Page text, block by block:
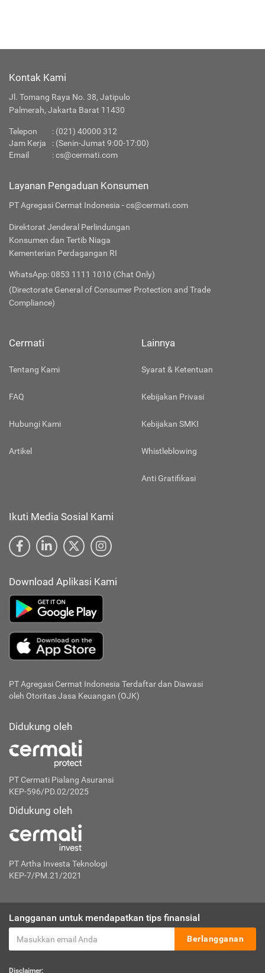
Kontak Kami
Jl. Tomang Raya No. 38, Jatipulo
Palmerah, Jakarta Barat 11430
Telepon
: (021) 40000 312
Jam Kerja
: (Senin-Jumat 9:00-17:00)
Email
:cs@cermati.com
Layanan Pengaduan Konsumen
PT Agregasi Cermat Indonesia - cs@cermati.com
Direktorat Jenderal Perlindungan
Konsumen dan Tertib Niaga
Kementerian Perdagangan RI
WhatsApp: 0853 1111 1010 (Chat Only)
(Directorate General of Consumer Protection and Trade
Compliance)
Cermati
Tentang Kami
FAQ
Hubungi Kami
Artikel
Lainnya
Syarat & Ketentuan
Kebijakan Privasi
Kebijakan SMKI
Whistleblowing
Anti Gratifikasi
Ikuti Media Sosial Kami
Download Aplikasi Kami
PT Agregasi Cermat Indonesia Terdaftar dan Diawasi
oleh Otoritas Jasa Keuangan (OJK)
Didukung oleh
PT Cermati Pialang Asuransi
KEP-596/PD.02/2025
Didukung oleh
PT Artha Investa Teknologi
KEP-7/PM.21/2021
Langganan untuk mendapatkan tips finansial
Berlangganan
Disclaimer: